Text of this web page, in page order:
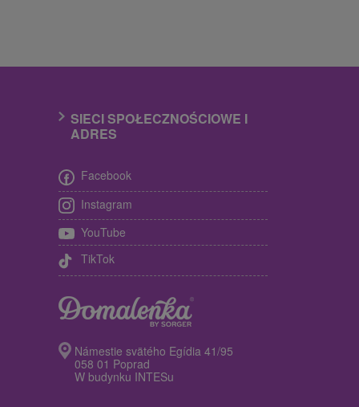
SIECI SPOŁECZNOŚCIOWE I
ADRES
Facebook
Instagram
YouTube
TikTok
Námestie svätého Egídia 41/95
058 01 Poprad
W budynku INTESu